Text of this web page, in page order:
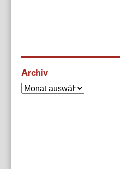
Archiv